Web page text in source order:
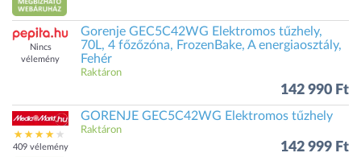
Nincs
vélemény
Gorenje GEC5C42WG Elektromos tűzhely,
70L, 4 főzőzóna, FrozenBake, A energiaosztály,
Fehér
Raktáron
142 990 Ft
409 vélemény
GORENJE GEC5C42WG Elektromos tűzhely
Raktáron
142 999 Ft